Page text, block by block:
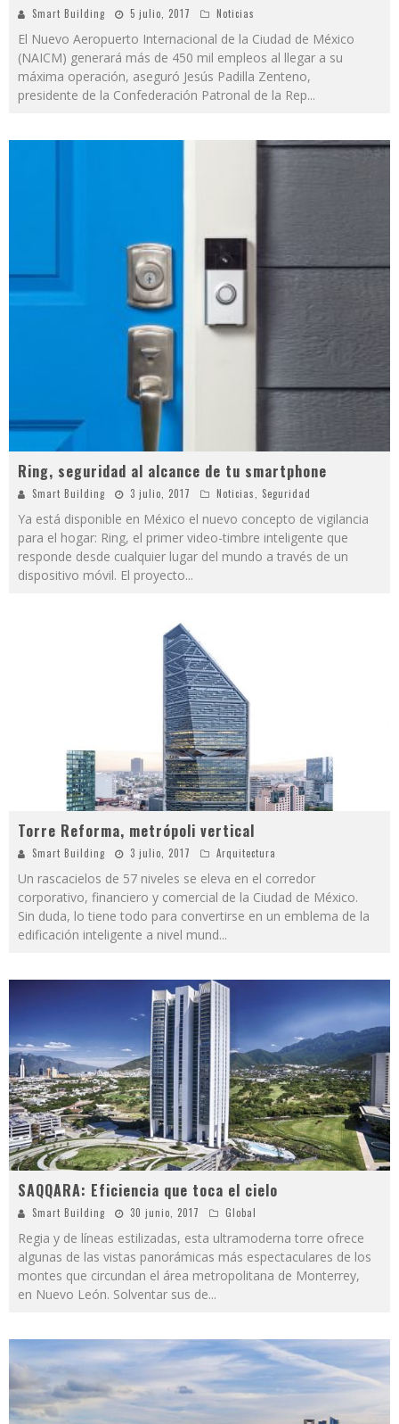
Smart Building 5 julio, 2017 Noticias
El Nuevo Aeropuerto Internacional de la Ciudad de México
(NAICM) generará más de 450 mil empleos al llegar a su
máxima operación, aseguró Jesús Padilla Zenteno,
presidente de la Confederación Patronal de la Rep...
Ring, seguridad al alcance de tu smartphone
Smart Building 3 julio, 2017 Noticias Seguridad
Ya está disponible en México el nuevo concepto de vigilancia
para el hogar: Ring, el primer video-timbre inteligente que
responde desde cualquier lugar del mundo a través de un
dispositivo móvil. El proyecto...
Torre Reforma, metrópoli vertical
Smart Building 3 julio, 2017 Arquitectura
Un rascacielos de 57 niveles se eleva en el corredor
corporativo, financiero y comercial de la Ciudad de México.
Sin duda, lo tiene todo para convertirse en un emblema de la
edificación inteligente a nivel mund...
SAQQARA: Eficiencia que toca el cielo
Smart Building 30 junio, 2017 Global
Regia y de líneas estilizadas, esta ultramoderna torre ofrece
algunas de las vistas panorámicas más espectaculares de los
montes que circundan el área metropolitana de Monterrey,
en Nuevo León. Solventar sus de...